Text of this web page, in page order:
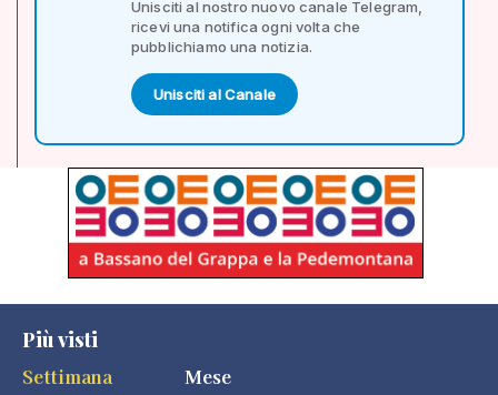
Unisciti al nostro nuovo canale Telegram,
ricevi una notifica ogni volta che
pubblichiamo una notizia.
Unisciti al Canale
Più visti
Settimana
Mese